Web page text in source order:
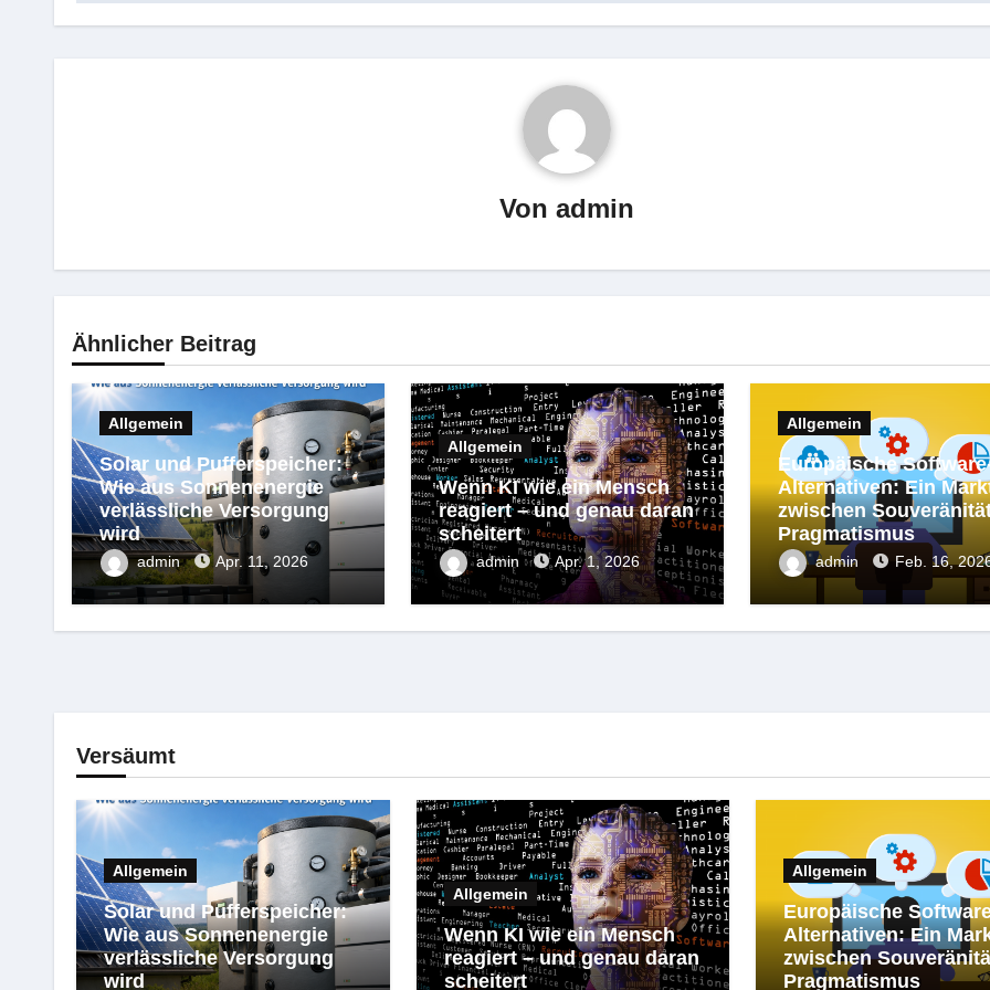
Vonadmin
Ähnlicher Beitrag
Allgemein
Solar und Pufferspeicher:
Wie aus Sonnenenergie
verlässliche Versorgung
wird
admin Apr. 11, 2026
Allgemein
Wenn KI wie ein Mensch
reagiert – und genau daran
scheitert
admin Apr. 1, 2026
Allgemein
Europäische
Alternativen: Ein
zwischen
Pragmatismus
admin Feb. 16,
Versäumt
Allgemein
Solar und Pufferspeicher:
Wie aus Sonnenenergie
verlässliche Versorgung
wird
Allgemein
Wenn KI wie ein Mensch
reagiert – und genau daran
scheitert
Allgemein
Europäische
Alternativen: Ein
zwischen
Pragmatismus